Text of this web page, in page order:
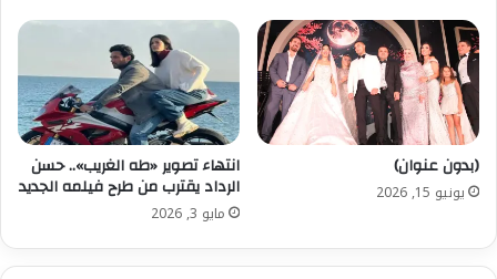
(بدون عنوان)
يونيو 15, 2026
انتهاء تصوير «طه الغريب».. حسن
الرداد يقترب من طرح فيلمه الجديد
مايو 3, 2026